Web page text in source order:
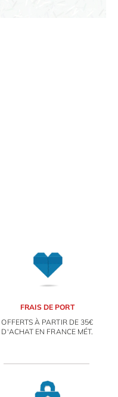
FRAIS DE PORT
OFFERTS À PARTIR DE 35€
D'ACHAT EN FRANCE MÉT.